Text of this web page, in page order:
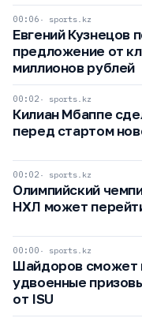
00:06 sports.kz
Евгений Кузнецов
предложение от
миллионов рублей
00:02 sports.kz
Килиан Мбаппе
перед стартом
00:02 sports.kz
Олимпийский
НХЛ может
00:00 sports.kz
Шайдоров сможет
удвоенные
от ISU